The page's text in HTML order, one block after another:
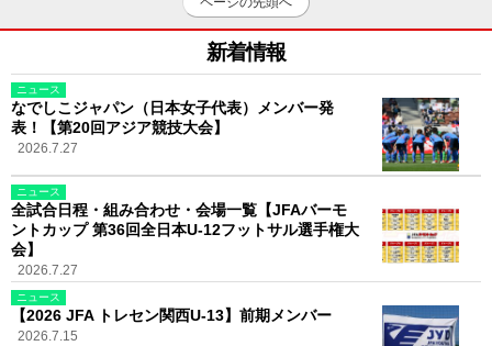
新着情報
ニュース
なでしこジャパン（日本女子代表）メンバー発
表！【第20回アジア競技大会】
2026.7.27
ニュース
全試合日程・組み合わせ・会場一覧【JFAバーモ
ントカップ 第36回全日本U-12フットサル選手権大
会】
2026.7.27
ニュース
【2026 JFA トレセン関西U-13】前期メンバー
2026.7.15